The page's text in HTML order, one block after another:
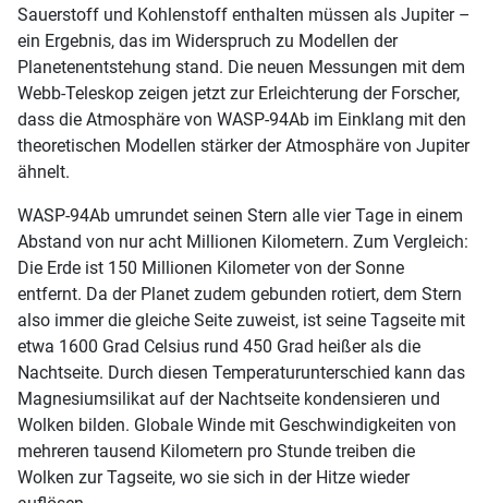
Sauerstoff und Kohlenstoff enthalten müssen als Jupiter –
ein Ergebnis, das im Widerspruch zu Modellen der
Planetenentstehung stand. Die neuen Messungen mit dem
Webb-Teleskop zeigen jetzt zur Erleichterung der Forscher,
dass die Atmosphäre von WASP-94Ab im Einklang mit den
theoretischen Modellen stärker der Atmosphäre von Jupiter
ähnelt.
WASP-94Ab umrundet seinen Stern alle vier Tage in einem
Abstand von nur acht Millionen Kilometern. Zum Vergleich:
Die Erde ist 150 Millionen Kilometer von der Sonne
entfernt. Da der Planet zudem gebunden rotiert, dem Stern
also immer die gleiche Seite zuweist, ist seine Tagseite mit
etwa 1600 Grad Celsius rund 450 Grad heißer als die
Nachtseite. Durch diesen Temperaturunterschied kann das
Magnesiumsilikat auf der Nachtseite kondensieren und
Wolken bilden. Globale Winde mit Geschwindigkeiten von
mehreren tausend Kilometern pro Stunde treiben die
Wolken zur Tagseite, wo sie sich in der Hitze wieder